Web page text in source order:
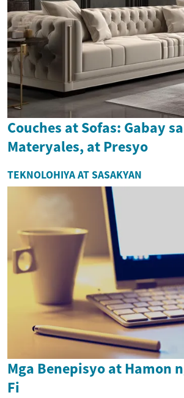
Couches at Sofas: Gabay
Materyales, at Presyo
TEKNOLOHIYA AT SASAKYAN
Mga Benepisyo at Hamon
Fi